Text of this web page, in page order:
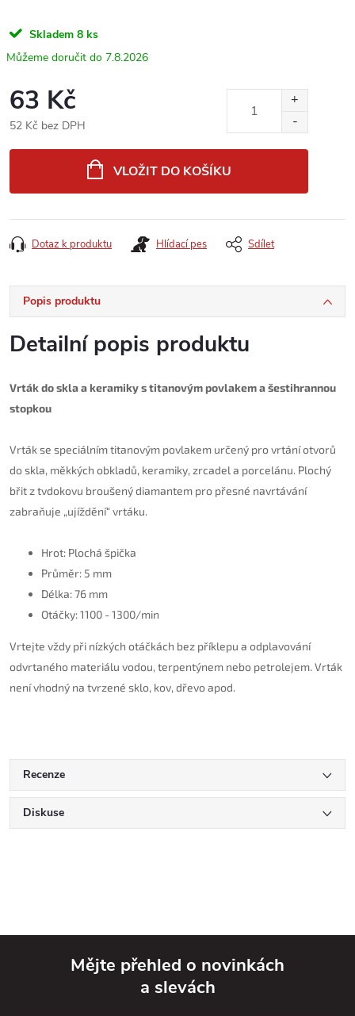
Skladem 8 ks
7.8.2026
63 Kč
52 Kč bez DPH
VLOŽIT DO KOŠÍKU
Dotaz k produktu Hlídací pes Sdílet
Popis produktu
Detailní popis produktu
Vrták do skla a keramiky s titanovým povlakem a šestihrannou
stopkou
Vrták se speciálním titanovým povlakem určený pro vrtání otvorů
do skla, měkkých obkladů, keramiky, zrcadel a porcelánu. Plochý
břit z tvdokovu broušený diamantem pro přesné navrtávání
zabraňuje „ujíždění“ vrtáku.
Hrot: Plochá špička
Průměr: 5 mm
Délka: 76 mm
Otáčky: 1100 - 1300/min
Vrtejte vždy při nízkých otáčkách bez příklepu a odplavování
odvrtaného materiálu vodou, terpentýnem nebo petrolejem. Vrták
není vhodný na tvrzené sklo, kov, dřevo apod.
Recenze
Diskuse
Mějte přehled o novinkách
a slevách